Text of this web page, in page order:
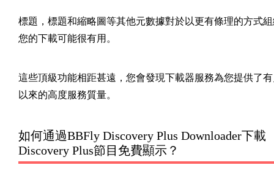
標題，標題和縮略圖等其他元數據對於以更有條理的方式
您的下載可能很有用。
這些頂級功能相距甚遠，您會發現下載器服務為您提供了
以來的高度服務質量。
如何通過BBFly Discovery Plus Downloader下載
Discovery Plus節目免費顯示？